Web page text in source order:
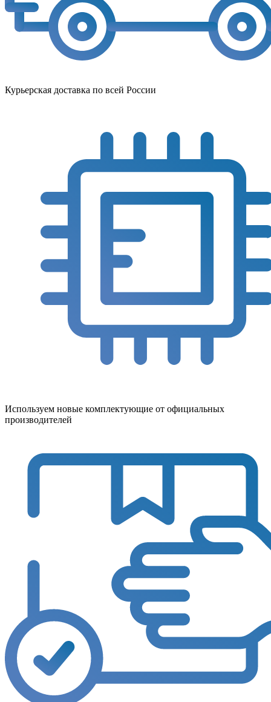
Курьерская доставка по всей России
Используем новые комплектующие от официальных
производителей